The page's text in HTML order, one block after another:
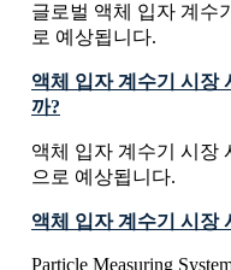
글로벌 액체 입자 계수
로 예상됩니다.
액체 입자 계수기 시장
까?
액체 입자 계수기 시장
으로 예상됩니다.
액체 입자 계수기 시장
Particle Measuring